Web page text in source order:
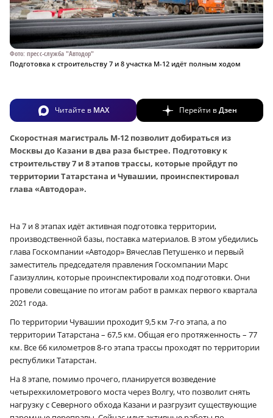
Фото: пресс-служба "Автодор"
Подготовка к строительству 7 и 8 участка М-12 идёт полным ходом
Читайте в MAX Перейти вДзен
Скоростная магистраль М‑12 позволит добираться из
Москвы до Казани в два раза быстрее. Подготовку к
строительству 7 и 8 этапов трассы, которые пройдут по
территории Татарстана и Чувашии, проинспектировал
глава «Автодора».
На 7 и 8 этапах идёт активная подготовка территории,
производственной базы, поставка материалов. В этом убедились
глава Госкомпании «Автодор» Вячеслав Петушенко и первый
заместитель председателя правления Госкомпании Марс
Газизуллин, которые проинспектировали ход подготовки. Они
провели совещание по итогам работ в рамках первого квартала
2021 года.
По территории Чувашии проходит 9,5 км 7‑го этапа, а по
территории Татарстана – 67,5 км. Общая его протяженность – 77
км. Все 66 километров 8‑го этапа трассы проходят по территории
республики Татарстан.
На 8 этапе, помимо прочего, планируется возведение
четырехкилометрового моста через Волгу, что позволит снять
нагрузку с Северного обхода Казани и разгрузит существующие